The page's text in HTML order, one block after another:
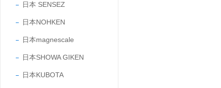
日本 SENSEZ
日本NOHKEN
日本magnescale
日本SHOWA GIKEN
日本KUBOTA